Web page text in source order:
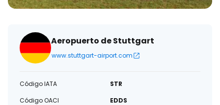
Aeropuerto de Stuttgart
www.stuttgart-airport.com
Código IATA
STR
Código OACI
EDDS